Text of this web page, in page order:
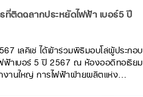
ติดฉลากประหยัดไฟฟ้า เบอร์5 ปี
เลคิเซ่ ได้เข้าร่วมพิธีมอบโล่ผู้ประกอบ
าเบอร์ 5 ปี 2567 ณ ห้องออดิทอเรียม
านใหญ่ การไฟฟ้าฝ่ายผลิตแห่ง